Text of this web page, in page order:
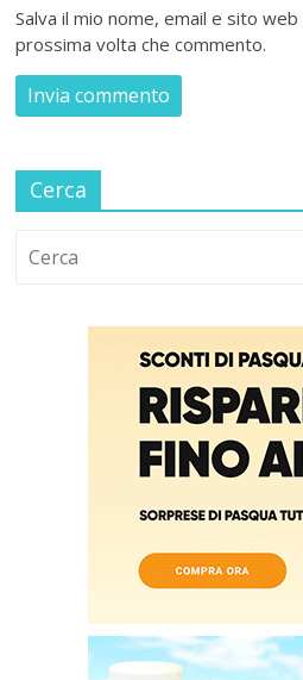
Salva il mio nome, email e sito
prossima volta che commento.
Cerca